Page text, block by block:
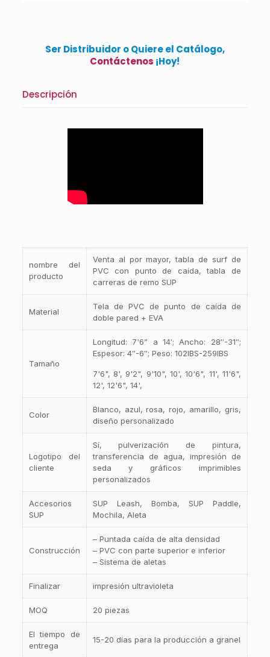
Ser Distribuidor o Quiere el Catálogo,
Contáctenos ¡Hoy!
Descripción
nombre del
producto
Venta al por mayor, tabla de surf de
PVC con punto de caída, tabla de
carreras de remo SUP
Material
Tela de PVC de punto de caída de
doble pared + EVA
Tamaño
Longitud: 7'6” a 14′; Ancho: 28″-31″;
Espesor: 4″-6″; Peso: 102IBS-259IBS
7'6", 8', 9'2", 9'10", 10', 10'6", 11', 11'6",
12', 12'6", 14',
Color
Blanco, azul, rosa, rojo, amarillo, gris,
diseño personalizado
Logotipo del
cliente
Sí, pulverización de pintura,
transferencia de agua, impresión de
seda y gráficos imprimibles
personalizados
Accesorios
SUP
SUP Leash, Bomba, SUP Paddle,
Mochila, Aleta
Construcción
– Puntada caída de alta densidad
– PVC con parte superior e inferior
– Sistema de aletas
Finalizar impresión ultravioleta
MOQ 20 piezas
El tiempo de
entrega
15-20 días para la producción a granel